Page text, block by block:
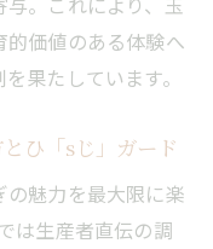
価値のある体験へ
果たしています。
ひ「sじ」ガード
魅力を最大限に楽
は生産者直伝の調